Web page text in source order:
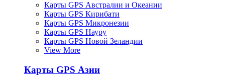
Карты GPS Австралии и Океании
Карты GPS Кирибати
Карты GPS Микронезии
Карты GPS Науру
Карты GPS Новой Зеландии
View More
Карты GPS Азии